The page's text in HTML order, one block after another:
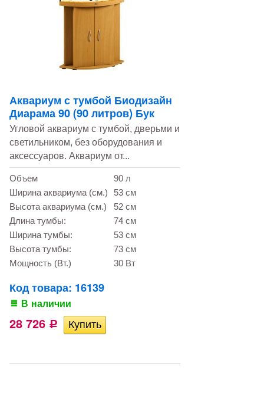
Аквариум с тумбой Биодизайн
Диарама 90 (90 литров) Бук
Угловой аквариум с тумбой, дверьми и
светильником, без оборудования и
аксессуаров. Аквариум от...
Объем
90 л
Ширина аквариума (см.)
53 см
Высота аквариума (см.)
52 см
Длина тумбы:
74 см
Ширина тумбы:
53 см
Высота тумбы:
73 см
Мощность (Вт.)
30 Вт
Код товара: 16139
В наличии
28 726 Р